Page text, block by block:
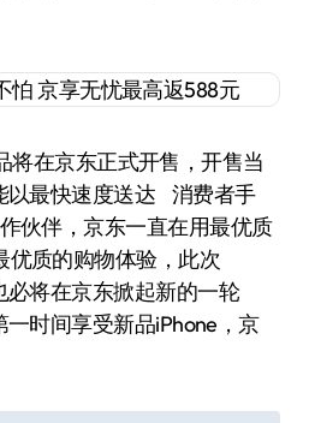
将在京东正式开售，开售当
以最快速度送达 消费者手
伙伴，京东一直在用最优质
优质的购物体验，此次
必将在京东掀起新的一轮
时间享受新品iPhone，京